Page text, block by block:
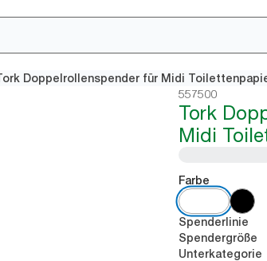
Doppelrollenspender für Midi
557500
Tork
Midi
Farbe
Spenderlinie
Spendergröße
Unterkategorie